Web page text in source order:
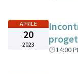
APRILE
20
2023
14:00